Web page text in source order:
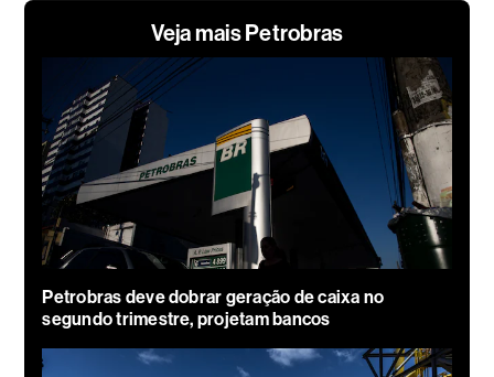
Veja mais Petrobras
Petrobras deve dobrar geração de caixa no
segundo trimestre, projetam bancos